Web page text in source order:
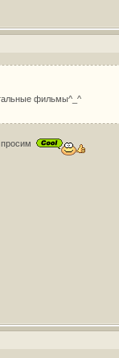
фильмы^_^
просим